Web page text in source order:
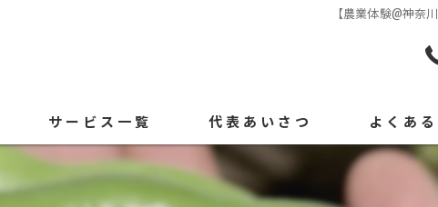
【農業体験@神
サービス一覧 代表あいさつ よくあ